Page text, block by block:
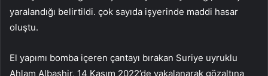
yaralandığı belirtildi. çok sayıda işyerinde maddi hasar
oluştu.
El yapımı bomba içeren çantayı bırakan Suriye uyruklu
Ahlam Albashir, 14 Kasım 2022’de yakalanarak gözaltına